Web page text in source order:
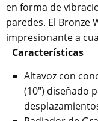
en forma de
paredes. El Bronze
impresionante a
Características
Altavoz con
(10") diseñado